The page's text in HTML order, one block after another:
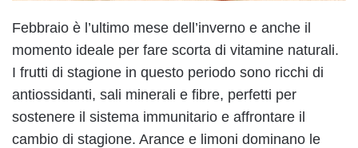
Febbraio è l’ultimo mese dell’inverno e anche il
momento ideale per fare scorta di vitamine naturali.
I frutti di stagione in questo periodo sono ricchi di
antiossidanti, sali minerali e fibre, perfetti per
sostenere il sistema immunitario e affrontare il
cambio di stagione. Arance e limoni dominano le